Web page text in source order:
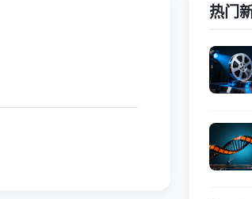
热门